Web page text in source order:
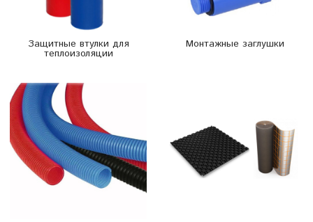
Защитные втулки для
теплоизоляции
Монтажные заглушки